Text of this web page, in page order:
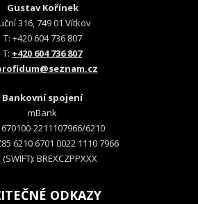
Gustav Kořínek
316, 749 01 Vítkov
T: +420 604 736 807
T: +420 604 736 807
Bankovní spojení
mBank
670100-2211107966/6210
6210 6701 0022 1110 7966
(SWIFT): BREXCZPPXXX
ODKAZY